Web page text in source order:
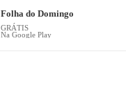
Folha do Domingo
GRÁTIS
Na Google Play